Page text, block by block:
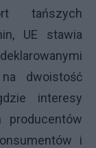
tańszych
UE stawia
dwoistość
interesy
producentów
i